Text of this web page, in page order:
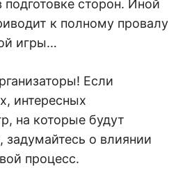
подготовке сторон. Иной
к полному провалу
игры…
Если
интересных
на которые будут
задумайтесь о влиянии
процесс.